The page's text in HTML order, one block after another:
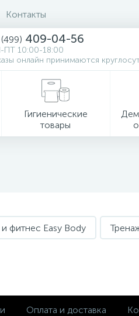
Контакты
409-04-56
ПТ 10:00-18:00
онлайн принимаются
Гигиенические
товары
фитнес Easy Body
Оплата и доставка